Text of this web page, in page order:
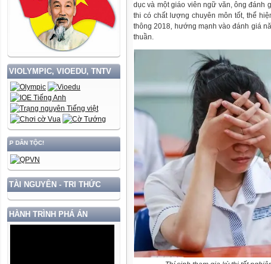
VIOLYMPIC, VIOEDU, TNTV
XÂY DỰNG VÀ PHÁT TRIỂN ĐẤT NƯỚC GẮN VỚI BẢO
TÀI NGUYÊN - TRI THỨC
HÀNH TRÌNH PHÁ ÁN
dục và một giáo viên ngữ văn, ông đánh
thi có chất lượng chuyên môn tốt, thể
thông 2018, hướng mạnh vào đánh giá
thuần.